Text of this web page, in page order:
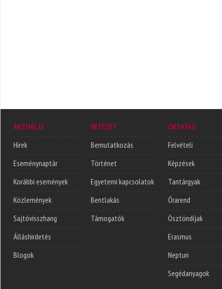
AKTUÁLIS
Hírek
Eseménynaptár
Korábbi események
Közlemények
Sajtóvisszhang
Álláshirdetés
Blogok
INTÉZET
Bemutatkozás
Történet
Egyetemi kapcsolatok
Bentlakás
Támogatók
OKTATÁS
Felvételi
Képzések
Tantárgyak
Órarend
Ösztöndíjak
Erasmus
Neptun
Segédanyagok